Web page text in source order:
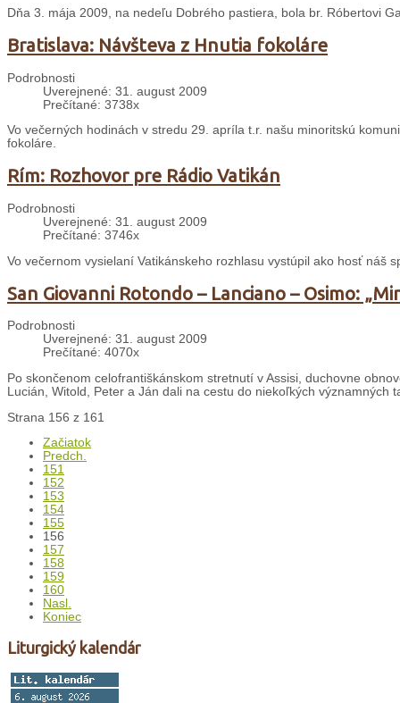
Dňa 3. mája 2009, na nedeľu Dobrého pastiera, bola br. Róbertovi
Bratislava: Návšteva z Hnutia fokoláre
Podrobnosti
Uverejnené: 31. august 2009
Prečítané: 3738x
Vo večerných hodinách v stredu 29. apríla t.r. našu minoritskú
fokoláre.
Rím: Rozhovor pre Rádio Vatikán
Podrobnosti
Uverejnené: 31. august 2009
Prečítané: 3746x
Vo večernom vysielaní Vatikánskeho rozhlasu vystúpil ako hosť náš
San Giovanni Rotondo – Lanciano – Osimo:
Podrobnosti
Uverejnené: 31. august 2009
Prečítané: 4070x
Po skončenom celofrantiškánskom stretnutí v Assisi, duchovne
Lucián, Witold, Peter a Ján dali na cestu do niekoľkých významných
Strana 156 z 161
Začiatok
Predch.
151
152
153
154
155
156
157
158
159
160
Nasl.
Koniec
Liturgický kalendár